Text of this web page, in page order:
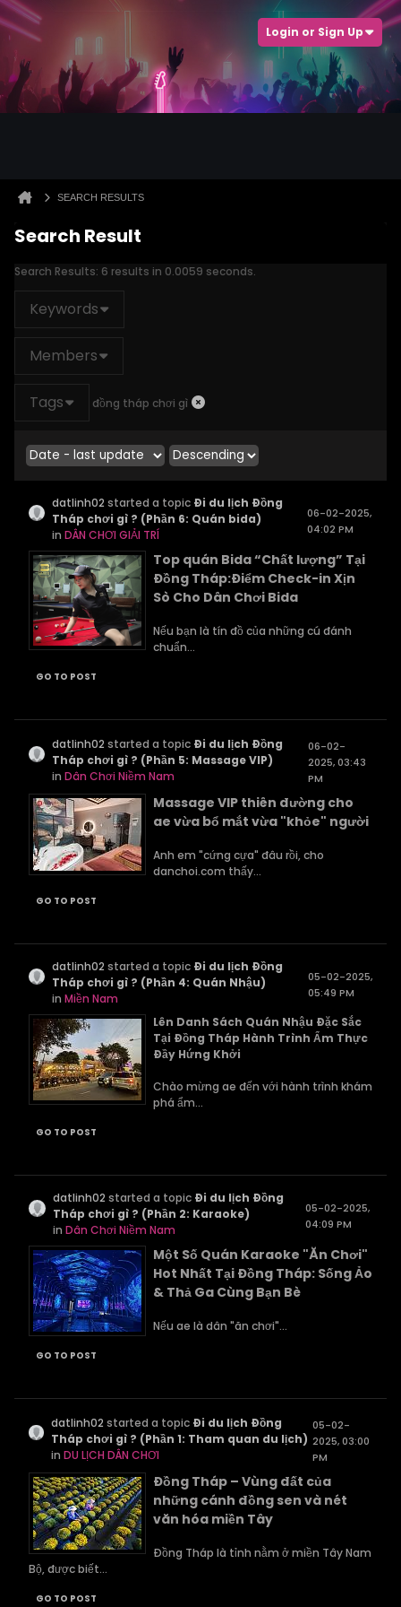
Login or Sign Up
SEARCH RESULTS
Search Result
Search Results: 6 results in 0.0059 seconds.
Keywords
Members
Tags đồng tháp chơi gì
datlinh02 started a topic Đi du lịch Đồng
Tháp chơi gì ? (Phần 6: Quán bida)
inDÂN CHƠI GIẢI TRÍ
06-02-2025,
04:02 PM
Top quán Bida “Chất lượng” Tại
Đồng Tháp:Điểm Check-in Xịn
Sò Cho Dân Chơi Bida
Nếu bạn là tín đồ của những cú đánh
chuẩn...
GO TO POST
datlinh02 started a topic Đi du lịch Đồng
Tháp chơi gì ? (Phần 5: Massage VIP)
inDân Chơi Niềm Nam
06-02-
2025, 03:43
PM
Massage VIP thiên đường cho
ae vừa bổ mắt vừa "khỏe" người
Anh em "cứng cựa" đâu rồi, cho
danchoi.com thấy...
GO TO POST
datlinh02 started a topic Đi du lịch Đồng
Tháp chơi gì ? (Phần 4: Quán Nhậu)
inMiền Nam
05-02-2025,
05:49 PM
Lên Danh Sách Quán Nhậu Đặc Sắc
Tại Đồng Tháp Hành Trình Ẩm Thực
Đầy Hứng Khởi
Chào mừng ae đến với hành trình khám
phá ẩm...
GO TO POST
datlinh02 started a topic Đi du lịch Đồng
Tháp chơi gì ? (Phần 2: Karaoke)
in Dân Chơi Niềm Nam
05-02-2025,
04:09 PM
Một Số Quán Karaoke "Ăn Chơi"
Hot Nhất Tại Đồng Tháp: Sống Ảo
& Thả Ga Cùng Bạn Bè
Nếu ae là dân "ăn chơi"...
GO TO POST
datlinh02 started a topic Đi du lịch Đồng
Tháp chơi gì ? (Phần 1: Tham quan du lịch)
inDU LỊCH DÂN CHƠI
05-02-
2025, 03:00
PM
Đồng Tháp – Vùng đất của
những cánh đồng sen và nét
văn hóa miền Tây
Đồng Tháp là tỉnh nằm ở miền Tây Nam
Bộ, được biết...
GO TO POST